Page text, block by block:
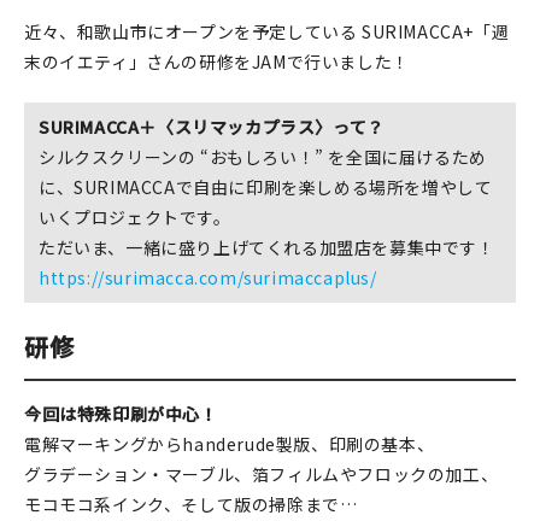
雑貨
はんこ
JAMグッズ
台湾グッズ
在庫限り
おすすめ特集
読みもの
近々、和歌山市にオープンを予定している SURIMACCA+「週
末のイエティ」さんの研修をJAMで行いました！
SURIMACCA＋〈スリマッカプラス〉って？
シルクスクリーンの “おもしろい！” を全国に届けるため
に、SURIMACCAで自由に印刷を楽しめる場所を増やして
いくプロジェクトです。
ただいま、一緒に盛り上げてくれる加盟店を募集中です！
https://surimacca.com/surimaccaplus/
研修
今回は特殊印刷が中心！
電解マーキングからhanderude製版、印刷の基本、
グラデーション・マーブル、箔フィルムやフロックの加工、
モコモコ系インク、そして版の掃除まで…